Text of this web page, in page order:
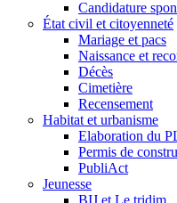
Candidature
État civil et citoyenneté
Mariage et pacs
Naissance et
Décès
Cimetière
Recensement
Habitat et urbanisme
Elaboration du
Permis de
PubliAct
Jeunesse